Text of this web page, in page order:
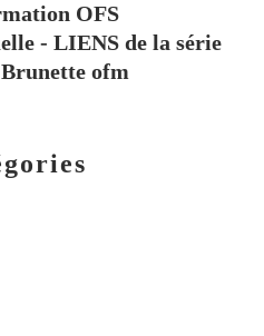
OFS
- LIENS de la série
ofm